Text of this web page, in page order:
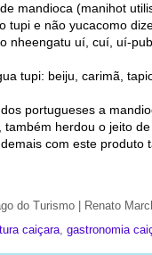
mandioca (manihot
tupi e não yucacomo
nheengatu uí, cuí, uí-
tupi: beiju, carimã,
portugueses a
herdou o jeito
com este produto
do Turismo | Renato
caiçara gastronomia